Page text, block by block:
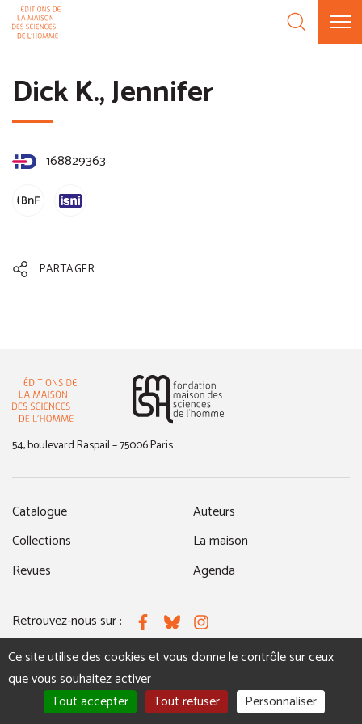
Aller au contenu
Dick K., Jennifer
168829363
PARTAGER
54, boulevard Raspail – 75006 Paris
Catalogue
Collections
Revues
Auteurs
La maison
Agenda
Retrouvez-nous sur : FacebookBlueskyInstagram
MENTIONS LÉGALES NOUS CONTACTER
Panneau de gestion des cookies
Ce site utilise des cookies et vous donne le contrôle sur ceux
que vous souhaitez activer
Tout accepter
Tout refuser Personnaliser